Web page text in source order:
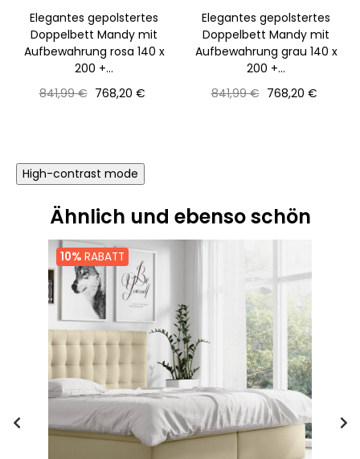
Elegantes gepolstertes
Doppelbett Mandy mit
Aufbewahrung rosa 140 x
200 +...
Normaler
841,99 € Preis
768,20 €
Elegantes gepolstertes
Doppelbett Mandy mit
Aufbewahrung grau 140 x
200 +...
Normaler
841,99 € Preis
768,20 €
High-contrast mode
Ähnlich und ebenso schön
10% RABATT